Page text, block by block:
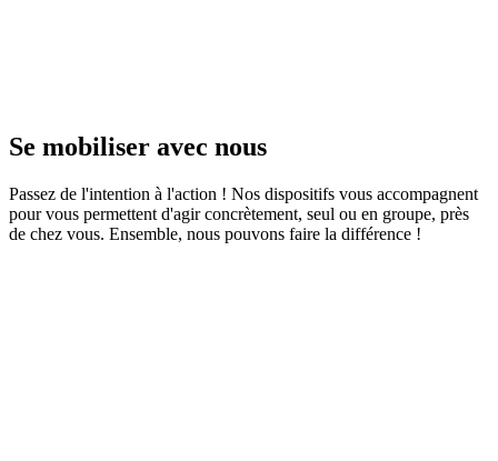
Se mobiliser avec nous
Passez de l'intention à l'action ! Nos dispositifs vous accompagnent
pour vous permettent d'agir concrètement, seul ou en groupe, près
de chez vous. Ensemble, nous pouvons faire la différence !